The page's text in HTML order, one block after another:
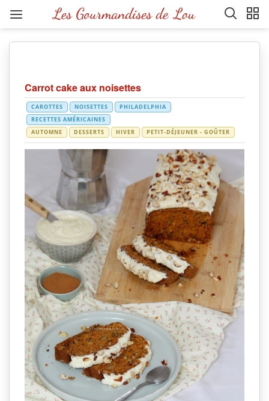
Carrot cake aux noisettes
CAROTTES NOISETTES
PHILADELPHIA
RECETTES AMÉRICAINES
AUTOMNE
DESSERTS HIVER PETIT-DÉJEUNER - GOÛTER